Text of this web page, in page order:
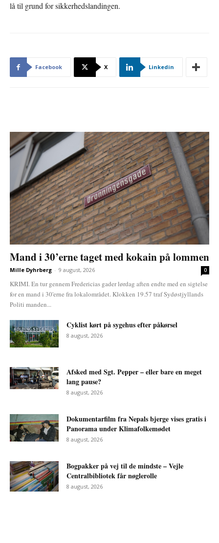
lå til grund for sikkerhedslandingen.
Facebook X Linkedin
Mand i 30’erne taget med kokain på lommen
Mille Dyhrberg - 9 august, 2026 0
KRIMI. En tur gennem Fredericias gader lørdag aften endte med en sigtelse
for en mand i 30'erne fra lokalområdet. Klokken 19.57 traf Sydøstjyllands
Politi manden...
Cyklist kørt på sygehus efter påkørsel
8 august, 2026
Afsked med Sgt. Pepper – eller bare en meget
lang pause?
8 august, 2026
Dokumentarfilm fra Nepals bjerge vises gratis i
Panorama under Klimafolkemødet
8 august, 2026
Bogpakker på vej til de mindste – Vejle
Centralbibliotek får nøglerolle
8 august, 2026